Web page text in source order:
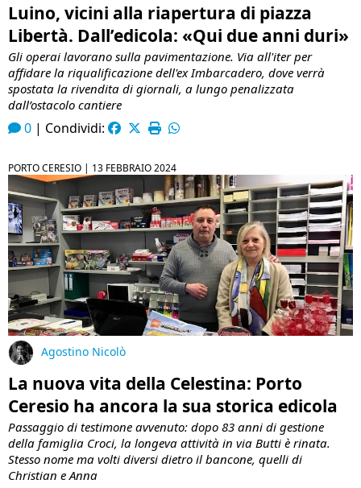
Luino, vicini alla riapertura di piazza
Libertà. Dall’edicola: «Qui due anni duri»
Gli operai lavorano sulla pavimentazione. Via all'iter per
affidare la riqualificazione dell'ex Imbarcadero, dove verrà
spostata la rivendita di giornali, a lungo penalizzata
dall’ostacolo cantiere
0 | Condividi:
PORTO CERESIO | 13 FEBBRAIO 2024
Agostino Nicolò
La nuova vita della Celestina: Porto
Ceresio ha ancora la sua storica edicola
Passaggio di testimone avvenuto: dopo 83 anni di gestione
della famiglia Croci, la longeva attività in via Butti è rinata.
Stesso nome ma volti diversi dietro il bancone, quelli di
Christian e Anna